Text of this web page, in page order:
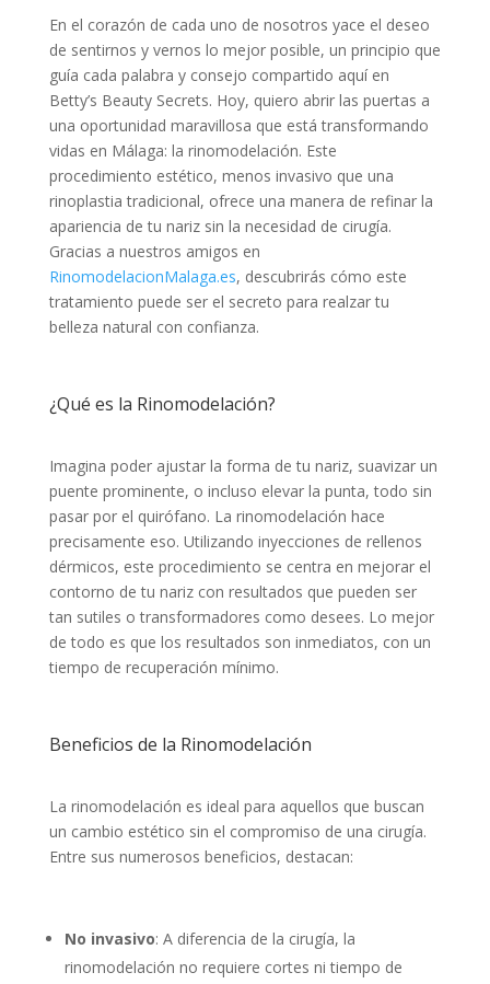
En el corazón de cada uno de nosotros yace el deseo
de sentirnos y vernos lo mejor posible, un principio que
guía cada palabra y consejo compartido aquí en
Betty’s Beauty Secrets. Hoy, quiero abrir las puertas a
una oportunidad maravillosa que está transformando
vidas en Málaga: la rinomodelación. Este
procedimiento estético, menos invasivo que una
rinoplastia tradicional, ofrece una manera de refinar la
apariencia de tu nariz sin la necesidad de cirugía.
Gracias a nuestros amigos en
RinomodelacionMalaga.es, descubrirás cómo este
tratamiento puede ser el secreto para realzar tu
belleza natural con confianza.
¿Qué es la Rinomodelación?
Imagina poder ajustar la forma de tu nariz, suavizar un
puente prominente, o incluso elevar la punta, todo sin
pasar por el quirófano. La rinomodelación hace
precisamente eso. Utilizando inyecciones de rellenos
dérmicos, este procedimiento se centra en mejorar el
contorno de tu nariz con resultados que pueden ser
tan sutiles o transformadores como desees. Lo mejor
de todo es que los resultados son inmediatos, con un
tiempo de recuperación mínimo.
Beneficios de la Rinomodelación
La rinomodelación es ideal para aquellos que buscan
un cambio estético sin el compromiso de una cirugía.
Entre sus numerosos beneficios, destacan:
No invasivo: A diferencia de la cirugía, la
rinomodelación no requiere cortes ni tiempo de